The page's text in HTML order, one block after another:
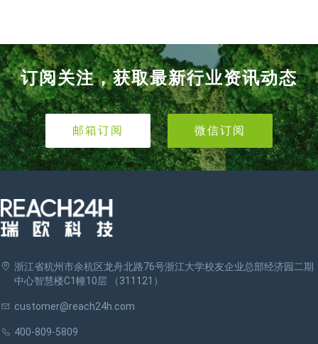
订阅关注，获取最新行业资讯动态
邮箱订阅 微信订阅
浙江省杭州市余杭区龙舟北路76号浙江大学校友企业总部经济园二期
中心智慧楼C1幢10层 （311121）
customer@reach24h.com
400-809-5809